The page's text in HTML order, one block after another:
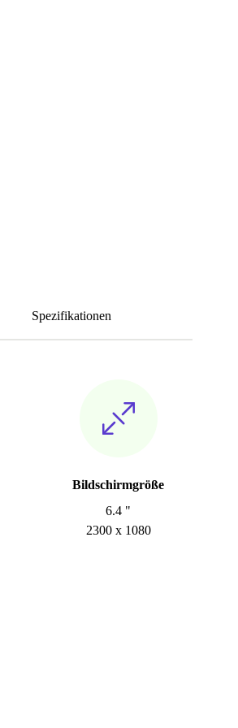
Spezifikationen
Bildschirmgröße
6.4 "
2300 x 1080